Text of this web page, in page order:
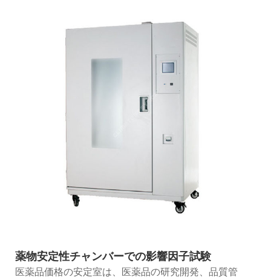
薬物安定性チャンバーでの影響因子試験
医薬品価格の安定室は、医薬品の研究開発、品質管